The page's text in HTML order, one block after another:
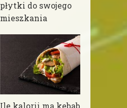
płytki do swojego
mieszkania